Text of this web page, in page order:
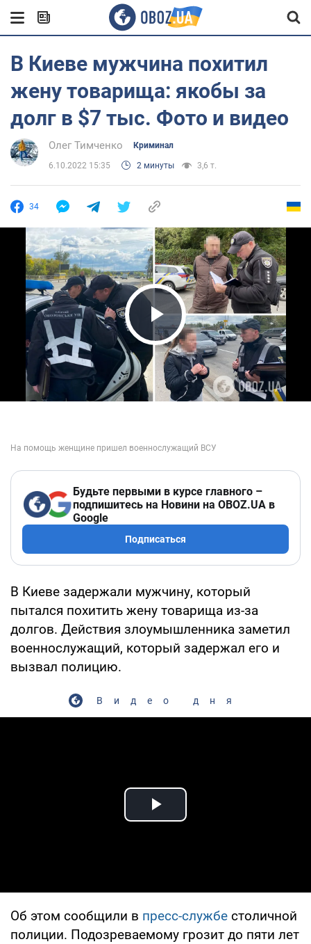
В Киеве мужчина похитил
жену товарища: якобы за
долг в $7 тыс. Фото и видео
Олег Тимченко Криминал
6.10.2022 15:35 2 минуты 3,6 т.
34
Play Video
Будьте первыми в курсе главного –
подпишитесь на Новини на OBOZ.UA в
Google
Подписаться
В Киеве задержали мужчину, который
пытался похитить жену товарища из-за
долгов. Действия злоумышленника заметил
военнослужащий, который задержал его и
вызвал полицию.
Видео дня
Play Video
Об этом сообщили в пресс-службе столичной
полиции. Подозреваемому грозит до пяти лет